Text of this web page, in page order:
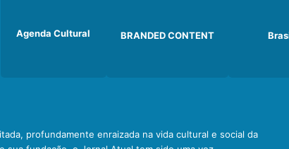
Agenda Cultural BRANDED CONTENT
profundamente enraizada na vida cultural e social da